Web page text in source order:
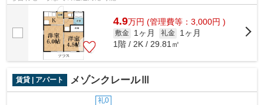
4.9万円 (管理費等：3,000円 )
敷金 1ヶ月 礼金
1ヶ月
1階 / 2K / 29.81㎡
賃貸 | アパート メゾンクレールⅢ
礼0